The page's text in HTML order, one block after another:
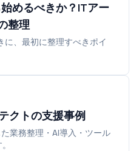
めるべきか？ITアー
整理
に、最初に整理すべきポイ
クトの支援事例
業務整理・AI導入・ツール